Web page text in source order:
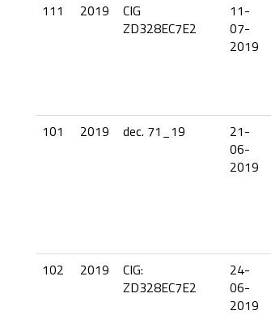
111 2019
CIG
ZD328EC7E2
11-
07-
2019
101 2019 dec. 71_19
21-
06-
2019
102 2019
CIG:
ZD328EC7E2
24-
06-
2019